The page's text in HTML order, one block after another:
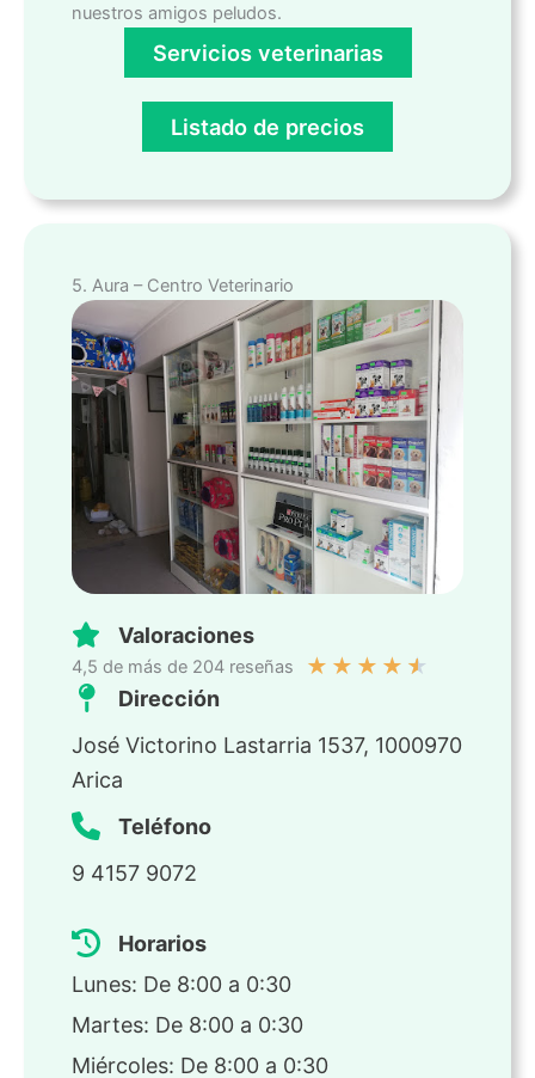
nuestros amigos peludos.
Servicios veterinarias
Listado de precios
5. Aura – Centro Veterinario
Valoraciones
4,5 de más de 204 reseñas ★ ★ ★ ★ ★
Dirección
José Victorino Lastarria 1537, 1000970
Arica
Teléfono
9 4157 9072
Horarios
Lunes: De 8:00 a 0:30
Martes: De 8:00 a 0:30
Miércoles: De 8:00 a 0:30